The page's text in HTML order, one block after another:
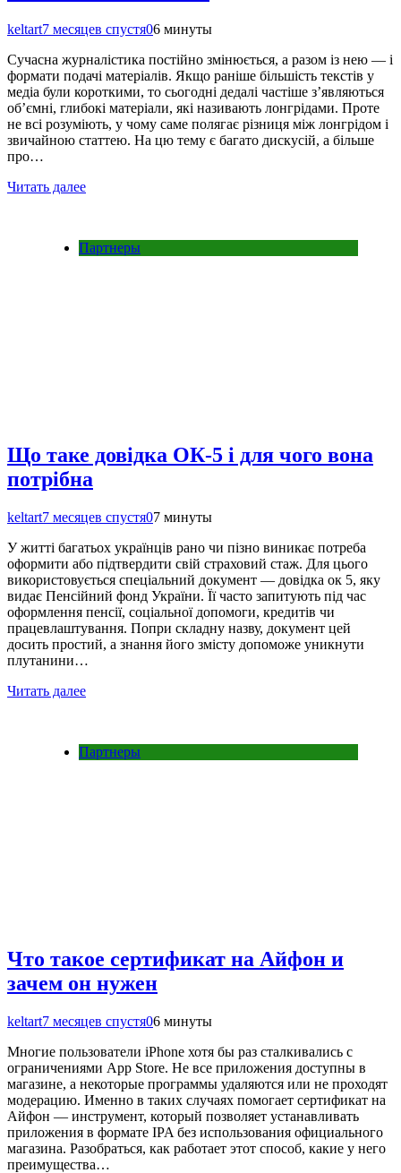
keltart7 месяцев спустя06 минуты
Сучасна журналістика постійно змінюється, а разом із нею — і
формати подачі матеріалів. Якщо раніше більшість текстів у
медіа були короткими, то сьогодні дедалі частіше з’являються
об’ємні, глибокі матеріали, які називають лонгрідами. Проте
не всі розуміють, у чому саме полягає різниця між лонгрідом і
звичайною статтею. На цю тему є багато дискусій, а більше
про…
Читать далее
Партнеры
Що таке довідка ОК-5 і для чого вона
потрібна
keltart7 месяцев спустя07 минуты
У житті багатьох українців рано чи пізно виникає потреба
оформити або підтвердити свій страховий стаж. Для цього
використовується спеціальний документ — довідка ок 5, яку
видає Пенсійний фонд України. Її часто запитують під час
оформлення пенсії, соціальної допомоги, кредитів чи
працевлаштування. Попри складну назву, документ цей
досить простий, а знання його змісту допоможе уникнути
плутанини…
Читать далее
Партнеры
Что такое сертификат на Айфон и
зачем он нужен
keltart7 месяцев спустя06 минуты
Многие пользователи iPhone хотя бы раз сталкивались с
ограничениями App Store. Не все приложения доступны в
магазине, а некоторые программы удаляются или не проходят
модерацию. Именно в таких случаях помогает сертификат на
Айфон — инструмент, который позволяет устанавливать
приложения в формате IPA без использования официального
магазина. Разобраться, как работает этот способ, какие у него
преимущества…